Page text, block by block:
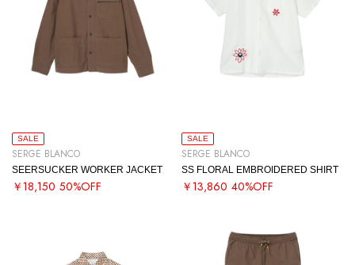
SALE
SERGE BLANCO
SEERSUCKER WORKER JACKET
￥18,150 50%OFF
SALE
SERGE BLANCO
SS FLORAL EMBROIDERED SHIRT
￥13,860 40%OFF